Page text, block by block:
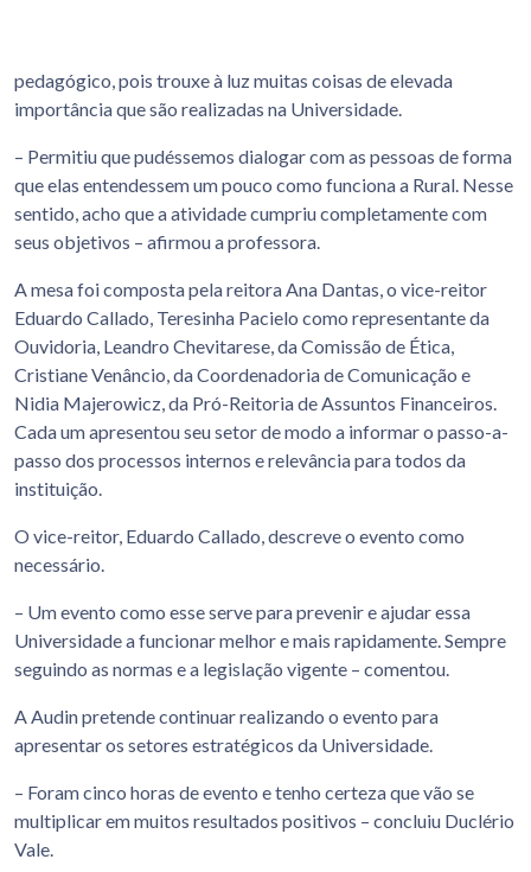
pedagógico, pois trouxe à luz muitas coisas de elevada
importância que são realizadas na Universidade.
– Permitiu que pudéssemos dialogar com as pessoas de forma
que elas entendessem um pouco como funciona a Rural. Nesse
sentido, acho que a atividade cumpriu completamente com
seus objetivos – afirmou a professora.
A mesa foi composta pela reitora Ana Dantas, o vice-reitor
Eduardo Callado, Teresinha Pacielo como representante da
Ouvidoria, Leandro Chevitarese, da Comissão de Ética,
Cristiane Venâncio, da Coordenadoria de Comunicação e
Nidia Majerowicz, da Pró-Reitoria de Assuntos Financeiros.
Cada um apresentou seu setor de modo a informar o passo-a-
passo dos processos internos e relevância para todos da
instituição.
O vice-reitor, Eduardo Callado, descreve o evento como
necessário.
– Um evento como esse serve para prevenir e ajudar essa
Universidade a funcionar melhor e mais rapidamente. Sempre
seguindo as normas e a legislação vigente – comentou.
A Audin pretende continuar realizando o evento para
apresentar os setores estratégicos da Universidade.
– Foram cinco horas de evento e tenho certeza que vão se
multiplicar em muitos resultados positivos – concluiu Duclério
Vale.